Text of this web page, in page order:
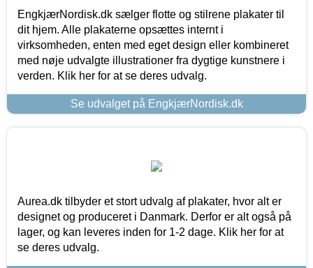
EngkjærNordisk.dk sælger flotte og stilrene plakater til
dit hjem. Alle plakaterne opsættes internt i
virksomheden, enten med eget design eller kombineret
med nøje udvalgte illustrationer fra dygtige kunstnere i
verden. Klik her for at se deres udvalg.
Se udvalget på EngkjærNordisk.dk
Aurea.dk tilbyder et stort udvalg af plakater, hvor alt er
designet og produceret i Danmark. Derfor er alt også på
lager, og kan leveres inden for 1-2 dage. Klik her for at
se deres udvalg.